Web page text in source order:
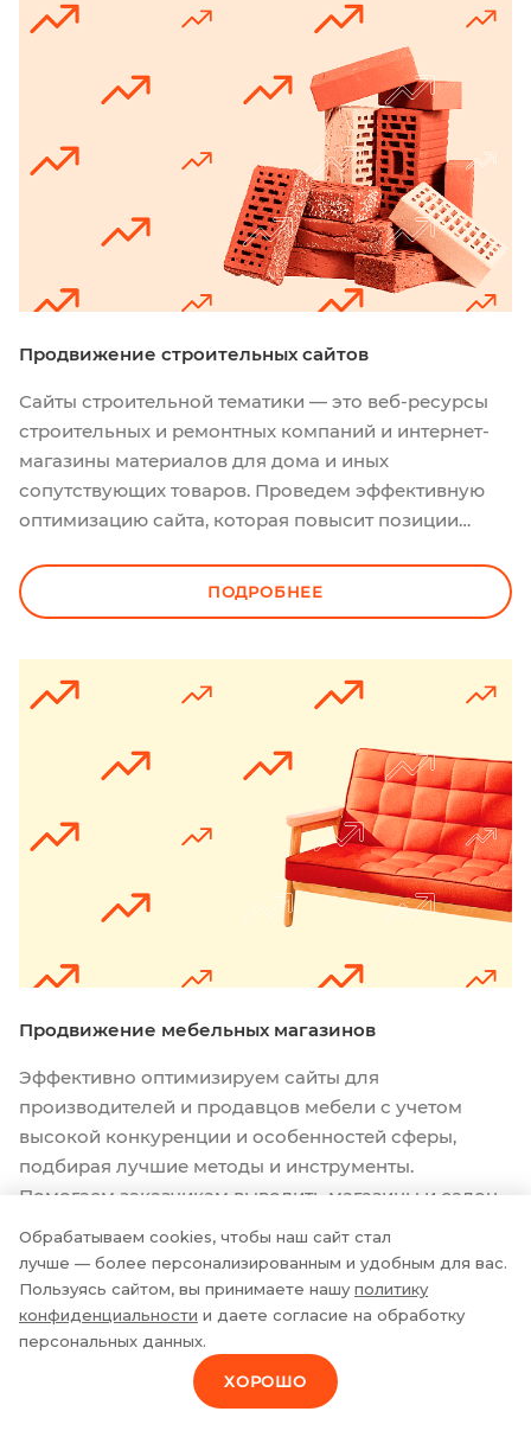
Продвижение строительных сайтов
Сайты строительной тематики — это веб-ресурсы
строительных и ремонтных компаний и интернет-
магазины материалов для дома и иных
сопутствующих товаров. Проведем эффективную
оптимизацию сайта, которая повысит позиции
пользователей и повысит конверсии. Мы умеем
работать в сегментах с большой конкуренцией,
сайтов. Опционально оказываем дополнительные
ПОДРОБНЕЕ
Продвижение мебельных магазинов
Эффективно оптимизируем сайты для
производителей и продавцов мебели с учетом
высокой конкуренции и особенностей сферы,
подбирая лучшие методы и инструменты.
Помогаем заказчикам выводить магазины и салоны
в ТОП поисковых систем и сохранять высокие
позиции, способствуем увеличению трафика и
росту онлайн-продаж.
ПОДРОБНЕЕ
Обрабатываем cookies, чтобы наш сайт стал
лучше — более персонализированным и удобным для вас.
Пользуясь сайтом, вы принимаете нашуполитику
конфиденциальности и даете согласие на обработку
персональных данных.
ХОРОШО